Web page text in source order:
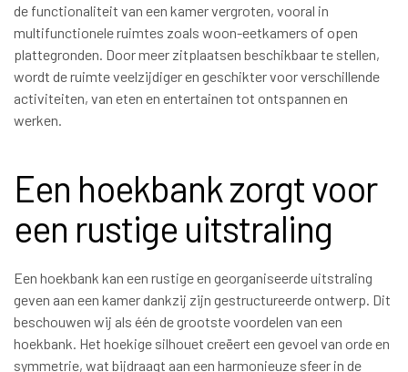
de functionaliteit van een kamer vergroten, vooral in
multifunctionele ruimtes zoals woon-eetkamers of open
plattegronden. Door meer zitplaatsen beschikbaar te stellen,
wordt de ruimte veelzijdiger en geschikter voor verschillende
activiteiten, van eten en entertainen tot ontspannen en
werken.
Een hoekbank zorgt voor
een rustige uitstraling
Een hoekbank kan een rustige en georganiseerde uitstraling
geven aan een kamer dankzij zijn gestructureerde ontwerp. Dit
beschouwen wij als één de grootste voordelen van een
hoekbank. Het hoekige silhouet creëert een gevoel van orde en
symmetrie, wat bijdraagt aan een harmonieuze sfeer in de